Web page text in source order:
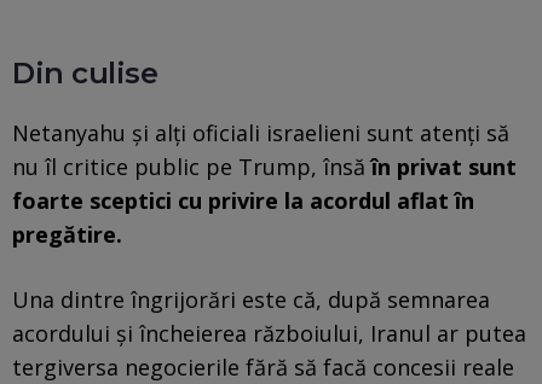
Din culise
Netanyahu și alți oficiali israelieni sunt atenți să
nu îl critice public pe Trump, însăîn privat sunt
foarte sceptici cu privire la acordul aflat în
pregătire.
Una dintre îngrijorări este că, după semnarea
acordului și încheierea războiului, Iranul ar putea
tergiversa negocierile fără să facă concesii reale